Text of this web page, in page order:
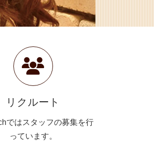
リクルート
ではスタッフの募集を行
っています。